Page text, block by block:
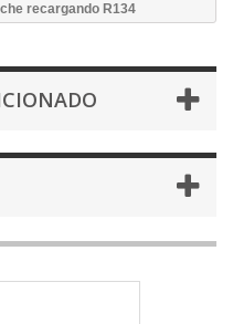
recargando R134